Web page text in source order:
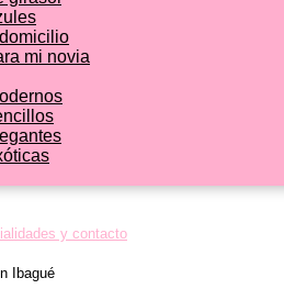
mi novia
y contacto
Ibagué